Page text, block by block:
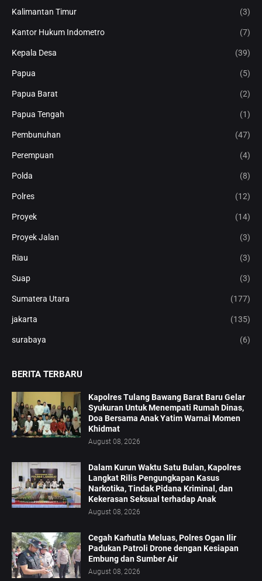
Kalimantan Timur (3)
Kantor Hukum Indometro (7)
Kepala Desa (39)
Papua (5)
Papua Barat (2)
Papua Tengah (1)
Pembunuhan (47)
Perempuan (4)
Polda (8)
Polres (12)
Proyek (14)
Proyek Jalan (3)
Riau (3)
Suap (3)
Sumatera Utara (177)
jakarta (135)
surabaya (6)
BERITA TERBARU
Kapolres Tulang Bawang Barat Baru Gelar
Syukuran Untuk Menempati Rumah Dinas,
Doa Bersama Anak Yatim Warnai Momen
Khidmat
August 08, 2026
Dalam Kurun Waktu Satu Bulan, Kapolres
Langkat Rilis Pengungkapan Kasus
Narkotika, Tindak Pidana Kriminal, dan
Kekerasan Seksual terhadap Anak
August 08, 2026
Cegah Karhutla Meluas, Polres Ogan Ilir
Padukan Patroli Drone dengan Kesiapan
Embung dan Sumber Air
August 08, 2026